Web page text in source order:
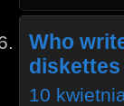
Who
10